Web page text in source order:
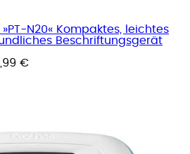
N20« Kompaktes, leichtes
Beschriftungsgerät
€